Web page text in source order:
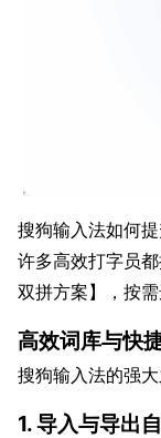
搜狗输入法如何
许多高效打字员
双拼方案】，按
高效词库与快
搜狗输入法的强
1. 导入与导出